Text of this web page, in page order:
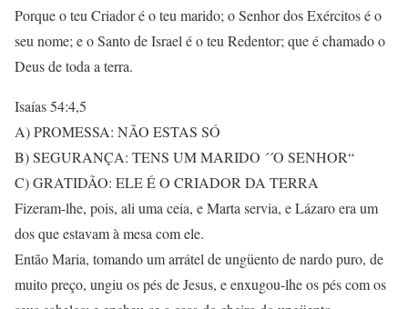
Porque o teu Criador é o teu marido; o Senhor dos Exércitos é o
seu nome; e o Santo de Israel é o teu Redentor; que é chamado o
Deus de toda a terra.
Isaías 54:4,5
A) PROMESSA: NÃO ESTAS SÓ
B) SEGURANÇA: TENS UM MARIDO ´´O SENHOR“
C) GRATIDÃO: ELE É O CRIADOR DA TERRA
Fizeram-lhe, pois, ali uma ceia, e Marta servia, e Lázaro era um
dos que estavam à mesa com ele.
Então Maria, tomando um arrátel de ungüento de nardo puro, de
muito preço, ungiu os pés de Jesus, e enxugou-lhe os pés com os